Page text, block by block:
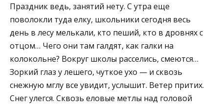
Праздник ведь, занятий нету. С утра еще
поволокли туда елку, школьники сегодня весь
день в лесу мелькали, кто пеший, кто в дровнях с
отцом… Чего они там галдят, как галки на
колокольне? Вокруг школы расселись, смеются…
Зоркий глаз у лешего, чуткое ухо — и сквозь
снежную мглу все увидит, услышит. Ветер притих.
Снег улегся. Сквозь еловые метлы над головой